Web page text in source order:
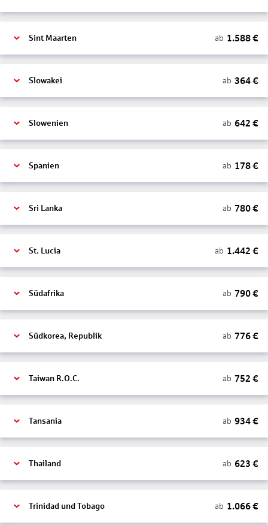
Sint Maarten ab 1.588€
Slowakei ab 364€
Slowenien ab 642 €
Spanien ab 178€
Sri Lanka ab 780€
St. Lucia ab 1.442 €
Südafrika ab 790€
Südkorea, Republik ab 776€
Taiwan R.O.C. ab 752 €
Tansania ab 934€
Thailand ab 623 €
Trinidad und Tobago ab 1.066€